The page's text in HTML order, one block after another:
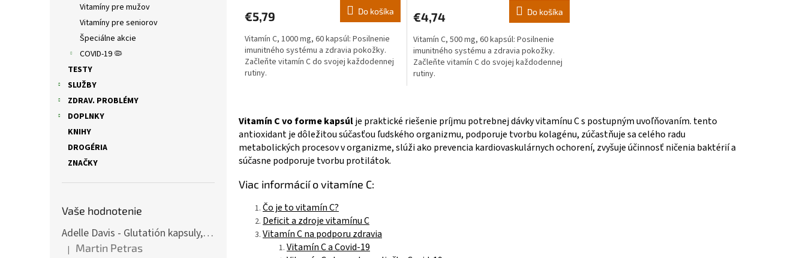
Vitamíny pre mužov
Vitamíny pre seniorov
Špeciálne akcie
COVID-19 🦠
TESTY
SLUŽBY
ZDRAV. PROBLÉMY
DOPLNKY
KNIHY
DROGÉRIA
ZNAČKY
Vaše hodnotenie
Adelle Davis - Glutatión kapsuly, 30 denných dávok
Hodnotenie produktu je 5 z 5 hviezdičiek.
| Martin Petras
€5,79 Do košíka
Vitamín C, 1000 mg, 60 kapsúl: Posilnenie
imunitného systému a zdravia pokožky.
Začleňte vitamín C do svojej každodennej
rutiny.
€4,74 Do košíka
Vitamín C, 500 mg, 60 kapsúl: Posilnenie
imunitného systému a zdravia pokožky.
Začleňte vitamín C do svojej každodennej
rutiny.
l
á
d
Vitamín C vo forme kapsúlje praktické riešenie príjmu potrebnej dávky vitamínu C s postupným uvoľňovaním. tento
antioxidant je dôležitou súčasťou ľudského organizmu, podporuje tvorbu kolagénu, zúčastňuje sa celého radu
metabolických procesov v organizme, slúži ako prevencia kardiovaskulárnych ochorení, zvyšuje účinnosť ničenia baktérií a
súčasne podporuje tvorbu protilátok.
Viac informácií o vitamíne C:
Čo je to vitamín C?
Deficit a zdroje vitamínu C
Vitamín C na podporu zdravia
Vitamín C a Covid-19